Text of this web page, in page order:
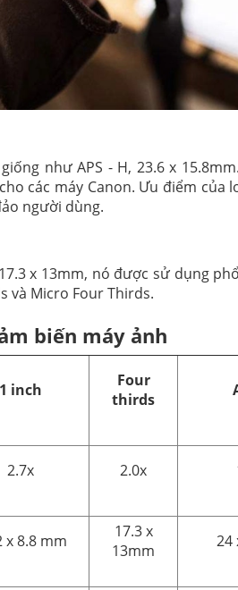
như APS - H, 23.6 x
các máy Canon. Ưu điểm
người dùng.
x 13mm, nó được sử dụng
và Micro Four Thirds.
biến máy ảnh
1 inch
Four
thirds
2.7x 2.0x
x 8.8 mm
17.3 x
13mm
24